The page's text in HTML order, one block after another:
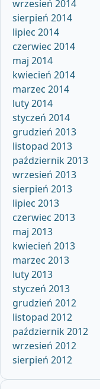
wrzesień 2014
sierpień 2014
lipiec 2014
czerwiec 2014
maj 2014
kwiecień 2014
marzec 2014
luty 2014
styczeń 2014
grudzień 2013
listopad 2013
październik 2013
wrzesień 2013
sierpień 2013
lipiec 2013
czerwiec 2013
maj 2013
kwiecień 2013
marzec 2013
luty 2013
styczeń 2013
grudzień 2012
listopad 2012
październik 2012
wrzesień 2012
sierpień 2012